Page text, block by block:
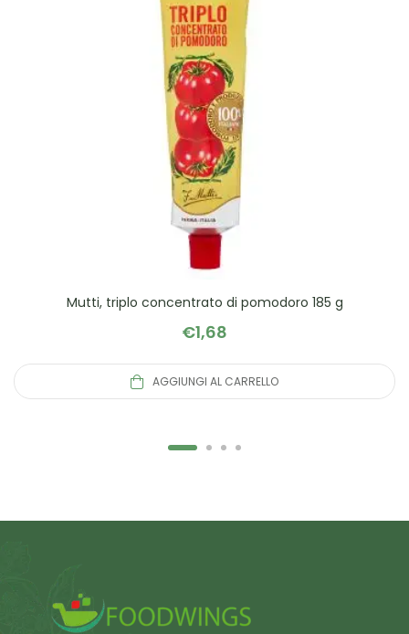
Mutti, triplo concentrato di pomodoro 185 g
€1,68
AGGIUNGI AL CARRELLO